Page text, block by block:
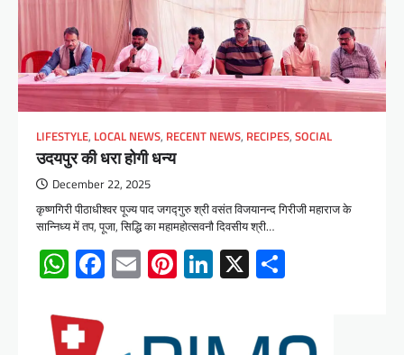
LIFESTYLE, LOCAL NEWS, RECENT NEWS, RECIPES, SOCIAL
उदयपुर की धरा होगी धन्य
December 22, 2025
कृष्णगिरी पीठाधीश्वर पूज्य पाद जगद्गुरु श्री वसंत विजयानन्द गिरीजी महाराज के
सान्निध्य में तप, पूजा, सिद्धि का महामहोत्सवनौ दिवसीय श्री…
WhatsApp
Facebook
EmailPinterest
LinkedIn
X